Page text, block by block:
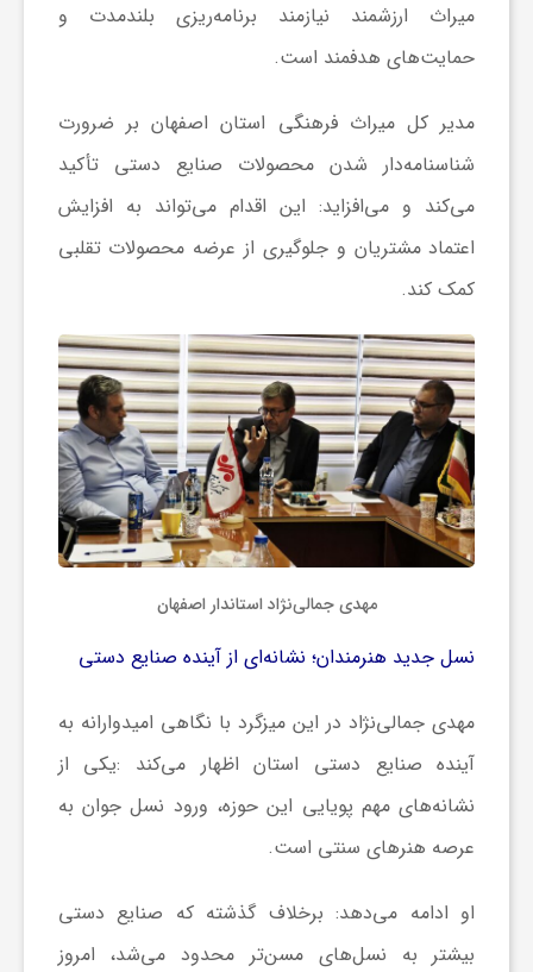
میراث ارزشمند نیازمند برنامه‌ریزی بلندمدت و
حمایت‌های هدفمند است.
مدیر کل میراث فرهنگی استان اصفهان بر ضرورت
شناسنامه‌دار شدن محصولات صنایع دستی تأکید
می‌کند و می‌افزاید: این اقدام می‌تواند به افزایش
اعتماد مشتریان و جلوگیری از عرضه محصولات تقلبی
کمک کند.
مهدی جمالی‌نژاد استاندار اصفهان
نسل جدید هنرمندان؛ نشانه‌ای از آینده صنایع دستی
مهدی جمالی‌نژاد در این میزگرد با نگاهی امیدوارانه به
آینده صنایع دستی استان اظهار می‌کند :یکی از
نشانه‌های مهم پویایی این حوزه، ورود نسل جوان به
عرصه هنرهای سنتی است.
او ادامه می‌دهد: برخلاف گذشته که صنایع دستی
بیشتر به نسل‌های مسن‌تر محدود می‌شد، امروز